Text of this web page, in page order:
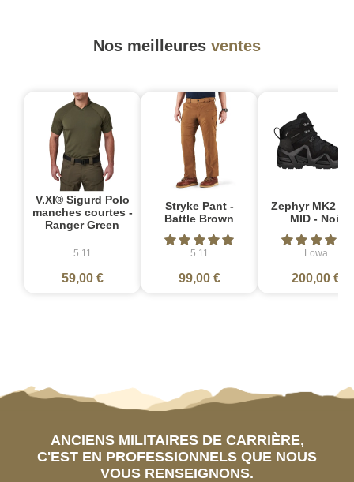
Nos meilleures ventes
V.XI® Sigurd Polo
manches courtes -
Ranger Green
5.11
59,00 €
Stryke Pant -
Battle Brown
5.11
99,00 €
Zephyr MK2
MID - Noir
Lowa
200,00 €
ANCIENS MILITAIRES DE CARRIÈRE,
C'EST EN PROFESSIONNELS QUE NOUS
VOUS RENSEIGNONS.